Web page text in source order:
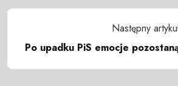
Następny
Po upadku PiS emocje